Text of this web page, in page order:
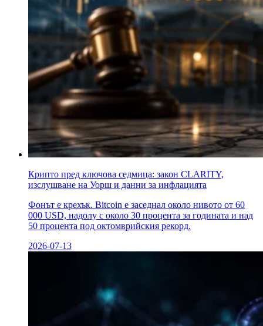
Крипто пред ключова седмица: закон CLARITY,
изслушване на Уорш и данни за инфлацията
Фонът е крехък. Bitcoin е заседнал около нивото от 60
000 USD, надолу с около 30 процента за годината и над
50 процента под октомврийския рекорд.
2026-07-13